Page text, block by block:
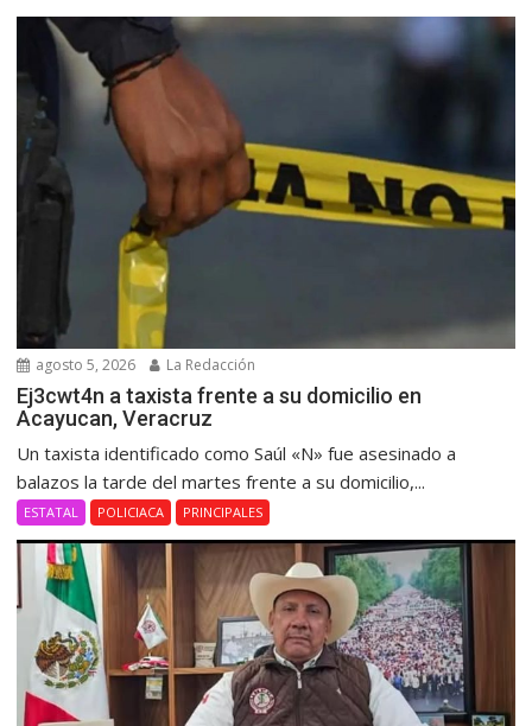
agosto 5, 2026 La Redacción
Ej3cwt4n a taxista frente a su domicilio en
Acayucan, Veracruz
Un taxista identificado como Saúl «N» fue asesinado a
balazos la tarde del martes frente a su domicilio,...
ESTATAL POLICIACA PRINCIPALES